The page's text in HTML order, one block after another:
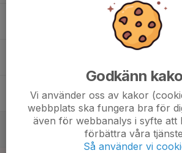
Godkänn
Vi använder oss av kakor
webbplats ska fungera bra för
även för webbanalys i syfte att
förbättra våra
Så använder vi